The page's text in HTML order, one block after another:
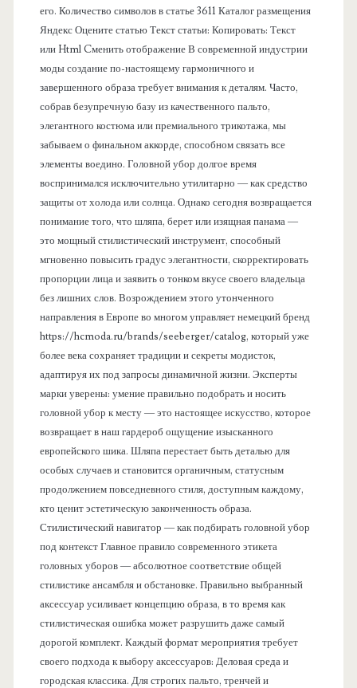
его. Количество символов в статье 3611 Каталог размещения
Яндекс Оцените статью Текст статьи: Копировать: Текст
или Html Cменить отображение В современной индустрии
моды создание по-настоящему гармоничного и
завершенного образа требует внимания к деталям. Часто,
собрав безупречную базу из качественного пальто,
элегантного костюма или премиального трикотажа, мы
забываем о финальном аккорде, способном связать все
элементы воедино. Головной убор долгое время
воспринимался исключительно утилитарно — как средство
защиты от холода или солнца. Однако сегодня возвращается
понимание того, что шляпа, берет или изящная панама —
это мощный стилистический инструмент, способный
мгновенно повысить градус элегантности, скорректировать
пропорции лица и заявить о тонком вкусе своего владельца
без лишних слов. Возрождением этого утонченного
направления в Европе во многом управляет немецкий бренд
https://hcmoda.ru/brands/seeberger/catalog, который уже
более века сохраняет традиции и секреты модисток,
адаптируя их под запросы динамичной жизни. Эксперты
марки уверены: умение правильно подобрать и носить
головной убор к месту — это настоящее искусство, которое
возвращает в наш гардероб ощущение изысканного
европейского шика. Шляпа перестает быть деталью для
особых случаев и становится органичным, статусным
продолжением повседневного стиля, доступным каждому,
кто ценит эстетическую законченность образа.
Стилистический навигатор — как подбирать головной убор
под контекст Главное правило современного этикета
головных уборов — абсолютное соответствие общей
стилистике ансамбля и обстановке. Правильно выбранный
аксессуар усиливает концепцию образа, в то время как
стилистическая ошибка может разрушить даже самый
дорогой комплект. Каждый формат мероприятия требует
своего подхода к выбору аксессуаров: Деловая среда и
городская классика. Для строгих пальто, тренчей и